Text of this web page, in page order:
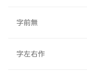
字前無
字左右作